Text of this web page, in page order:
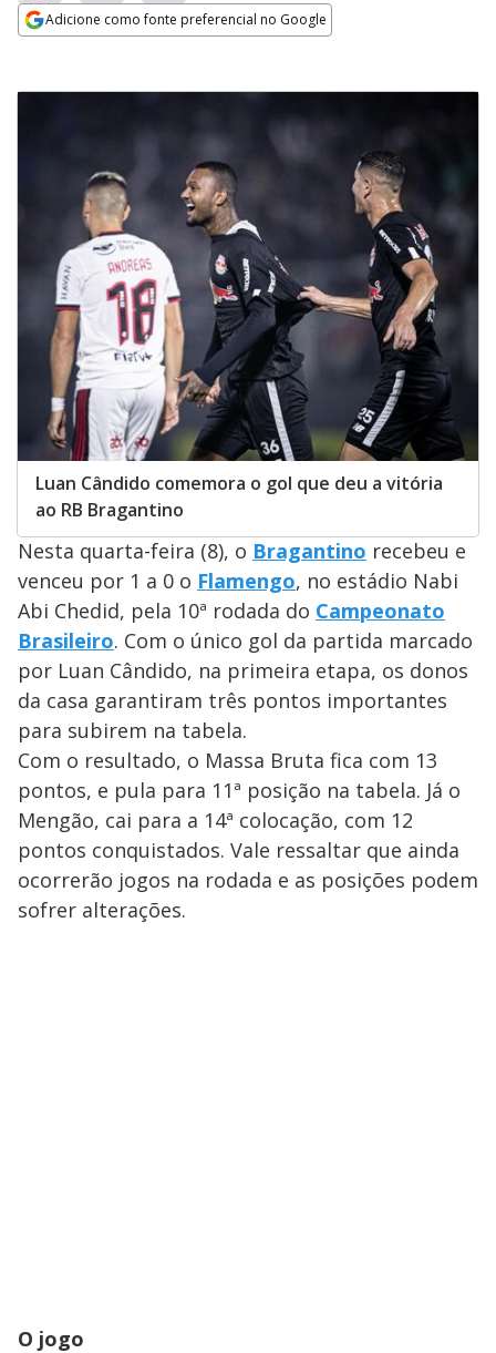
Adicione como fonte preferencial no Google
Luan Cândido comemora o gol que deu a vitória
ao RB Bragantino
Nesta quarta-feira (8), o Bragantino recebeu e
venceu por 1 a 0 o Flamengo, no estádio Nabi
Abi Chedid, pela 10ª rodada do Campeonato
Brasileiro. Com o único gol da partida marcado
por Luan Cândido, na primeira etapa, os donos
da casa garantiram três pontos importantes
para subirem na tabela.
Com o resultado, o Massa Bruta fica com 13
pontos, e pula para 11ª posição na tabela. Já o
Mengão, cai para a 14ª colocação, com 12
pontos conquistados. Vale ressaltar que ainda
ocorrerão jogos na rodada e as posições podem
sofrer alterações.
O jogo